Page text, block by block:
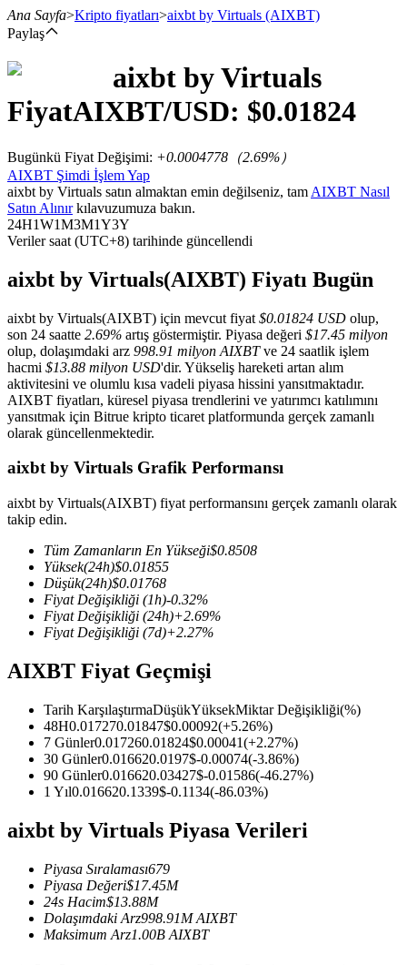
USDT Vadeli İşlemleri
Kripto Para Vadeli İşlemleri
TradFi
Hisse senetleri, döviz, değerli metaller ve emtia türevleri
USDC'yi teminat olarak kullanan vadeli işlemler
Ana Sayfa>Kripto fiyatları>aixbt by Virtuals (AIXBT)
Paylaş
aixbt by Virtuals
FiyatAIXBT/USD: $0.01824
Bugünkü Fiyat Değişimi: +0.0004778 （2.69%）
AIXBT Şimdi İşlem Yap
aixbt by Virtuals satın almaktan emin değilseniz, tam AIXBT Nasıl
Satın Alınırkılavuzumuza bakın.
24H1W1M3M1Y3Y
Veriler saat (UTC+8) tarihinde güncellendi
aixbt by Virtuals(AIXBT) Fiyatı Bugün
aixbt by Virtuals(AIXBT) için mevcut fiyat $0.01824 USD olup,
son 24 saatte 2.69% artış göstermiştir. Piyasa değeri $17.45 milyon
olup, dolaşımdaki arz 998.91 milyon AIXBTve 24 saatlik işlem
hacmi $13.88 milyon USD'dir. Yükseliş hareketi artan alım
aktivitesini ve olumlu kısa vadeli piyasa hissini yansıtmaktadır.
AIXBT fiyatları, küresel piyasa trendlerini ve yatırımcı katılımını
yansıtmak için Bitrue kripto ticaret platformunda gerçek zamanlı
olarak güncellenmektedir.
aixbt by Virtuals Grafik Performansı
aixbt by Virtuals(AIXBT) fiyat performansını gerçek zamanlı olarak
takip edin.
Tüm Zamanların En Yükseği$0.8508
Yüksek(24h)$0.01855
Düşük(24h)$0.01768
Fiyat Değişikliği (1h)-0.32%
Fiyat Değişikliği (24h)+2.69%
Fiyat Değişikliği (7d)+2.27%
AIXBT Fiyat Geçmişi
Tarih KarşılaştırmaDüşükYüksekMiktar Değişikliği(%)
48H0.017270.01847$0.00092(+5.26%)
7 Günler0.017260.01824$0.00041(+2.27%)
30 Günler0.016620.0197$-0.00074(-3.86%)
90 Günler0.016620.03427$-0.01586(-46.27%)
1 Yıl0.016620.1339$-0.1134(-86.03%)
aixbt by Virtuals Piyasa Verileri
Piyasa Sıralaması679
Piyasa Değeri$17.45M
24s Hacim$13.88M
Dolaşımdaki Arz998.91M AIXBT
Maksimum Arz1.00B AIXBT